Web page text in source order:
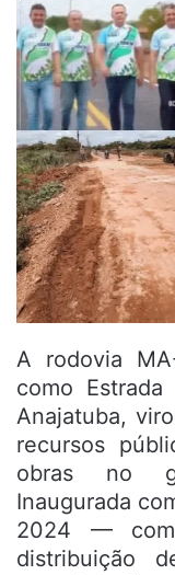
A rodovia
como
Anajatuba,
recursos
obras no
Inaugurada
2024 —
distribuição